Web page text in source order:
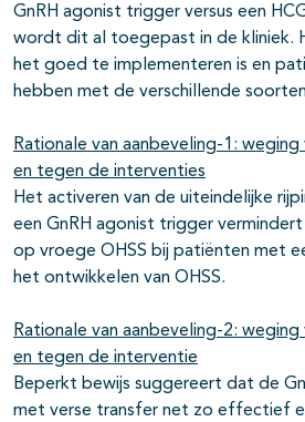
GnRH agonist trigger versus een
wordt dit al toegepast in de kliniek.
het goed te implementeren is en
hebben met de verschillende
Rationale van aanbeveling-1:
en tegen de interventies
Het activeren van de uiteindelijke
een GnRH agonist trigger
op vroege OHSS bij patiënten met
het ontwikkelen van OHSS.
Rationale van aanbeveling-2:
en tegen de interventie
Beperkt bewijs suggereert dat de
met verse transfer net zo effectief